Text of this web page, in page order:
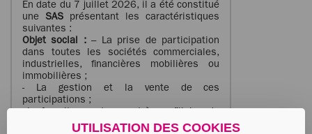
UTILISATION DES COOKIES
En date du 7 juillet 2026, il a été constitué
une SAS présentant les caractéristiques
suivantes :
Objet social : – La prise de participation
dans toutes les sociétés commerciales,
industrielles, financières mobilières ou
immobilières ;
- La gestion et la vente de ces
participations ;
tout services d’assistance technique,